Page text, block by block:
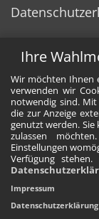
Ihre
Wir möchten Ihnen
verwenden wir
notwendig sind.
die zur Anzeige
genutzt werden. Sie
zulassen
Einstellungen
Verfügung
Impressum
Datenschutzerklärung